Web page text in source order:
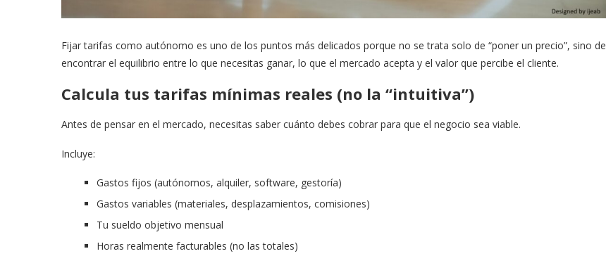
Fijar tarifas como autónomo es uno de los puntos más delicados porque no se trata solo de “poner un precio”, sino de
encontrar el equilibrio entre lo que necesitas ganar, lo que el mercado acepta y el valor que percibe el cliente.
Calcula tus tarifas mínimas reales (no la “intuitiva”)
Antes de pensar en el mercado, necesitas saber cuánto debes cobrar para que el negocio sea viable.
Incluye:
Gastos fijos (autónomos, alquiler, software, gestoría)
Gastos variables (materiales, desplazamientos, comisiones)
Tu sueldo objetivo mensual
Horas realmente facturables (no las totales)